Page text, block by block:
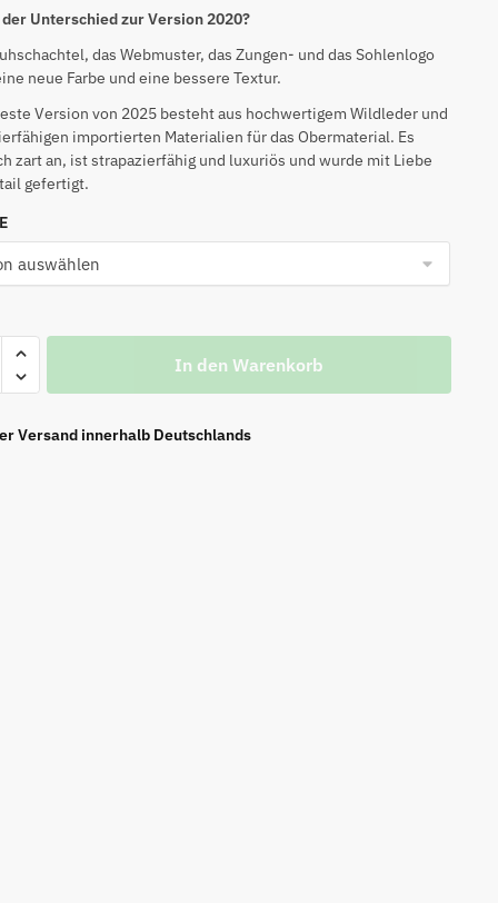
Preis
war:
€159.00
Preis
ist:
€126.00.
Unterschied zur Version 2020?
das Webmuster, das Zungen- und das Sohlenlogo
neue Farbe und eine bessere Textur.
Version von 2025 besteht aus hochwertigem Wildleder und
importierten Materialien für das Obermaterial. Es
zart an, ist strapazierfähig und luxuriös und wurde mit Liebe
gefertigt.
In den Warenkorb
Versand innerhalb Deutschlands